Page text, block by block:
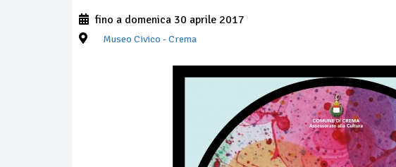
fino a domenica 30 aprile 2017
Museo Civico - Crema